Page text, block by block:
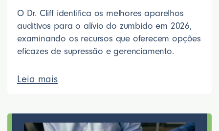
O Dr. Cliff identifica os melhores aparelhos
auditivos para o alívio do zumbido em 2026,
examinando os recursos que oferecem opções
eficazes de supressão e gerenciamento.
Leia mais